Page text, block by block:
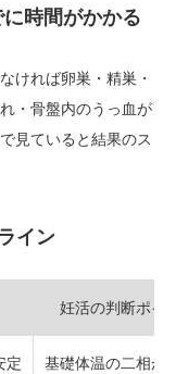
時間がかかる
ければ卵巣・精巣・
・骨盤内のうっ血が
見ていると結果のス
イン
妊活の判断ポイ
定 基礎体温の二相が